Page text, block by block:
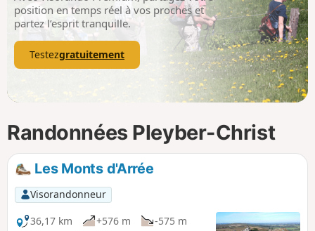
p
position en temps réel à vos proches et
partez l’esprit tranquille.
Testezgratuitement
Randonnées Pleyber-Christ
Les Monts d'Arrée
Visorandonneur
36,17 km
+576 m
-575 m